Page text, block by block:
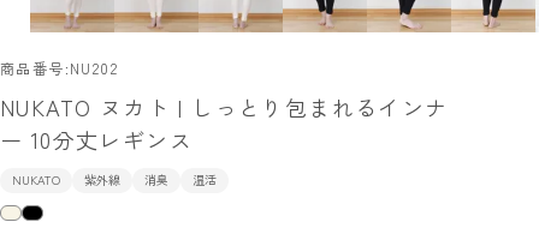
商品番号 NU202
NUKATO ヌカト | しっとり包まれるインナ
ー 10分丈レギンス
NUKATO 紫外線 消臭 温活